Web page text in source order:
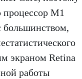
M1
большинством,
экраном Retina
работы